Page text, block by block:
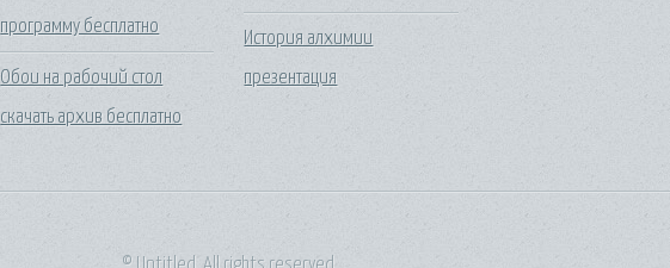
программу бесплатно
Обои на рабочий стол
скачать архив бесплатно
История алхимии
презентация